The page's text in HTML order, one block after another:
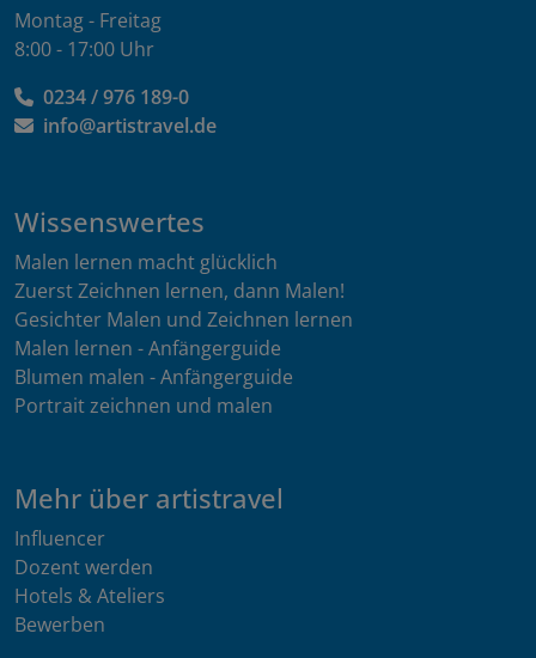
Montag - Freitag
8:00 - 17:00 Uhr
0234 / 976 189-0
info@artistravel.de
Wissenswertes
Malen lernen macht glücklich
Zuerst Zeichnen lernen, dann Malen!
Gesichter Malen und Zeichnen lernen
Malen lernen - Anfängerguide
Blumen malen - Anfängerguide
Portrait zeichnen und malen
Mehr über artistravel
Influencer
Dozent werden
Hotels & Ateliers
Bewerben